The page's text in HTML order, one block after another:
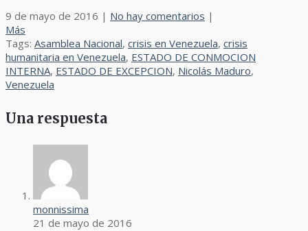
9 de mayo de 2016 | No hay comentarios |
Más
Tags: Asamblea Nacional, crisis en Venezuela, crisis
humanitaria en Venezuela, ESTADO DE CONMOCION
INTERNA, ESTADO DE EXCEPCION, Nicolás Maduro,
Venezuela
Una respuesta
monnissima
21 de mayo de 2016